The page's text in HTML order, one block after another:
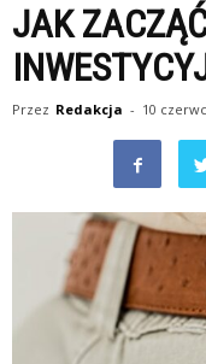
JAK
Przez Redakcja - 10